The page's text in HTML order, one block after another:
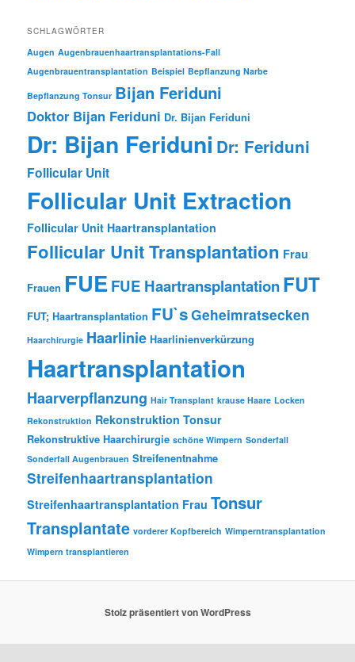
SCHLAGWÖRTER
Augen Augenbrauenhaartransplantations-Fall
Augenbrauentransplantation Beispiel Bepflanzung Narbe
Bepflanzung Tonsur Bijan Feriduni
Doktor Bijan Feriduni Dr. Bijan Feriduni
Dr: Bijan Feriduni Dr: Feriduni
Follicular Unit
Follicular Unit Extraction
Follicular Unit Haartransplantation
Follicular Unit Transplantation Frau
Frauen FUE FUE HaartransplantationFUT
FUT; Haartransplantation FU`sGeheimratsecken
Haarchirurgie Haarlinie Haarlinienverkürzung
Haartransplantation
Haarverpflanzung Hair Transplant krause Haare Locken
Rekonstruktion Rekonstruktion Tonsur
Rekonstruktive Haarchirurgie schöne Wimpern Sonderfall
Sonderfall Augenbrauen Streifenentnahme
Streifenhaartransplantation
Streifenhaartransplantation Frau Tonsur
Transplantate vorderer Kopfbereich Wimperntransplantation
Wimpern transplantieren
Stolz präsentiert von WordPress